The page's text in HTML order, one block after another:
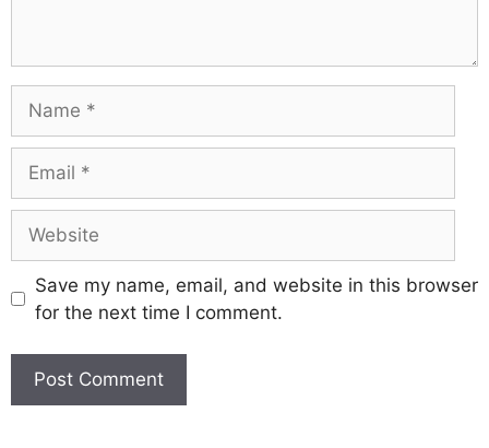
Save my name, email, and website in this browser
for the next time I comment.